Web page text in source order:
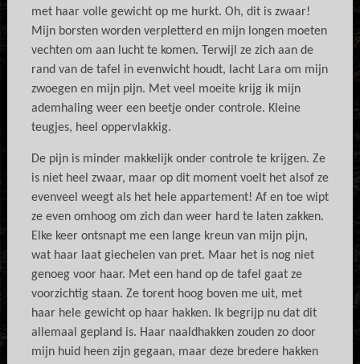
met haar volle gewicht op me hurkt. Oh, dit is zwaar!
Mijn borsten worden verpletterd en mijn longen moeten
vechten om aan lucht te komen. Terwijl ze zich aan de
rand van de tafel in evenwicht houdt, lacht Lara om mijn
zwoegen en mijn pijn. Met veel moeite krijg ik mijn
ademhaling weer een beetje onder controle. Kleine
teugjes, heel oppervlakkig.
De pijn is minder makkelijk onder controle te krijgen. Ze
is niet heel zwaar, maar op dit moment voelt het alsof ze
evenveel weegt als het hele appartement! Af en toe wipt
ze even omhoog om zich dan weer hard te laten zakken.
Elke keer ontsnapt me een lange kreun van mijn pijn,
wat haar laat giechelen van pret. Maar het is nog niet
genoeg voor haar. Met een hand op de tafel gaat ze
voorzichtig staan. Ze torent hoog boven me uit, met
haar hele gewicht op haar hakken. Ik begrijp nu dat dit
allemaal gepland is. Haar naaldhakken zouden zo door
mijn huid heen zijn gegaan, maar deze bredere hakken